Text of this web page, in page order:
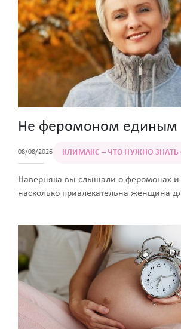
будущая мама, на что стоит
на этом сроке беременности.
Не феромоном единым
08/08/2026 КЛИМАКС – ЧТО НУЖНО ЗНАТЬ
Наверняка вы слышали о феромонах и
насколько привлекательна женщина
образовательного портала Women First
рассказываем о том, что это за
вырабатываются и насколько важны
женщин.